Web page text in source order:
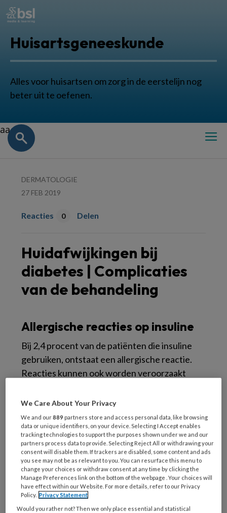
Huisartsgeneeskunde
Alles voor huisartsen om zorg in de eerstelijn nog
beter uit te oefenen.
aa
DERMATOLOGIE
27 FEB 2019
Reacties 0 Delen
Huidafwijkingen bij
diabetes | Complicaties
van de behandeling
Allergische reacties op insuline
Bij 2,4 procent van de patiënten die insuline
gebruiken, ontstaat een allergische reactie.
Reacties kunnen ook worden veroorzaakt
zoals protamine (afbeelding). Lokale,
allergische reacties zitten op de injectieplaats,
jeuken, zijn rood, urticarieel en al dan niet
geïndureerd. Soms ontstaan urticariële
reacties die na een uur weer zijn verdwenen,
zij worden veroorzaakt door IgE-antilichamen
tegen insuline.
Systemische allergische reacties met
We Care About Your Privacy
We and our889 partners store and access personal data, like browsing
data or unique identifiers, on your device. Selecting I Accept enables
tracking technologies to support the purposes shown under we and our
partners process data to provide. Selecting Reject All or withdrawing your
consent will disable them. If trackers are disabled, some content and ads
you see may not be as relevant to you. You can resurface this menu to
change your choices or withdraw consent at any time by clicking the
Manage Preferences link on the bottom of the webpage . Your choices will
have effect within our Website. For more details, refer to our Privacy
Policy. Privacy Statement
Would you rather not? Then we only place essential and statistical